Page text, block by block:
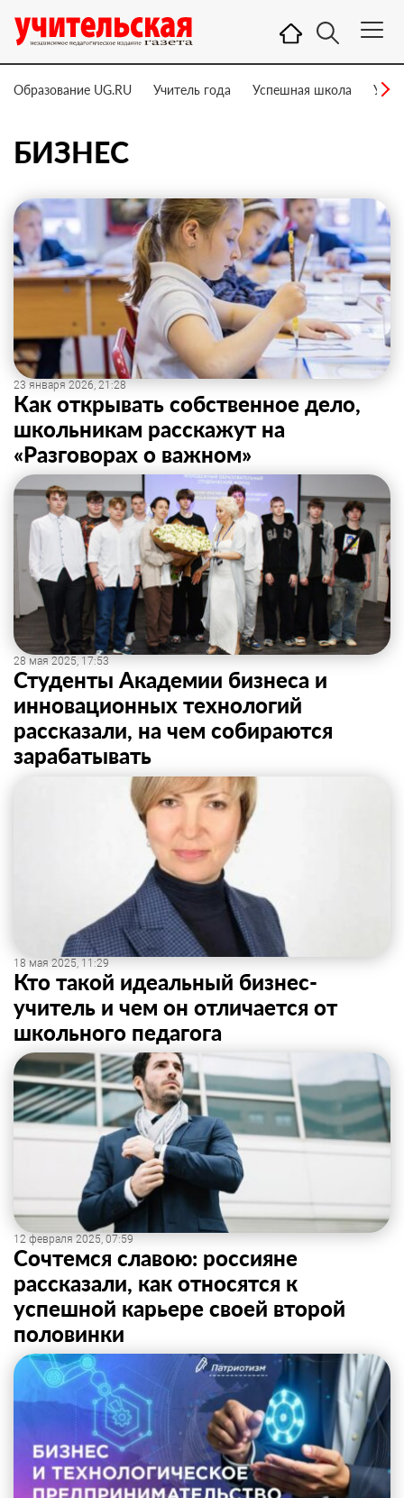
Образование UG.RU Учитель года Успешная школа
БИЗНЕС
23 января 2026, 21:28
Как открывать собственное дело,
школьникам расскажут на
«Разговорах о важном»
28 мая 2025, 17:53
Студенты Академии бизнеса и
инновационных технологий
рассказали, на чем собираются
зарабатывать
18 мая 2025, 11:29
Кто такой идеальный бизнес-
учитель и чем он отличается от
школьного педагога
12 февраля 2025, 07:59
Сочтемся славою: россияне
рассказали, как относятся к
успешной карьере своей второй
половинки